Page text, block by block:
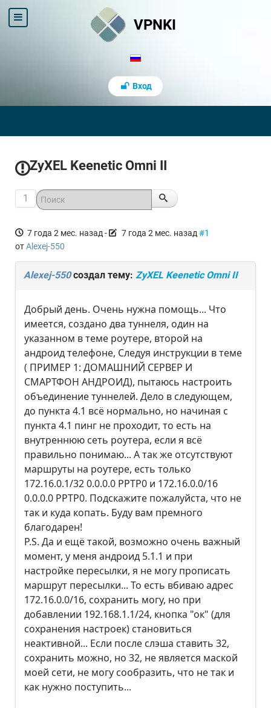
VPNKI
Вход
ZyXEL Keenetic Omni II
1
7 года 2 мес. назад - 7 года 2 мес. назад #1
отAlexej-550
Alexej-550создал тему: ZyXEL Keenetic Omni II
Добрый день. Очень нужна помощь... Что
имеется, создано два туннеля, один на
указанном в теме роутере, второй на
андроид телефоне, Следуя инструкции в теме
( ПРИМЕР 1: ДОМАШНИЙ СЕРВЕР И
СМАРТФОН АНДРОИД), пытаюсь настроить
объединение туннелей. Дело в следующем,
до пункта 4.1 всё нормально, но начиная с
пункта 4.1 пинг не проходит, то есть на
внутреннюю сеть роутера, если я всё
правильно понимаю... А так же отсутствуют
маршруты на роутере, есть только
172.16.0.1/32 0.0.0.0 PPTP0 и 172.16.0.0/16
0.0.0.0 PPTP0. Подскажите пожалуйста, что не
так и куда копать. Буду вам премного
благодарен!
P.S. Да и ещё такой, возможно очень важный
момент, у меня андроид 5.1.1 и при
настройке пересылки, я не могу прописать
маршрут пересылки... То есть вбиваю адрес
172.16.0.0/16, сохранить могу, но при
добавлении 192.168.1.1/24, кнопка "ок" (для
сохранения настроек) становиться
неактивной... Если после слэша ставить 32,
сохранить можно, но 32, не является маской
моей сети, не могу сообразить, что не так и
как нужно поступить...